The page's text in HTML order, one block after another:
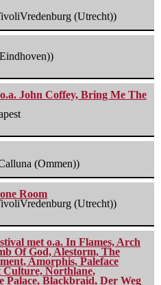
(Utrecht))
John Coffey, Bring Me The
(Ommen))
Room
(Utrecht))
met o.a. In Flames, Arch
Of God, Alestorm, The
Amorphis, Paleface
Culture, Northlane,
Palace, Blackbraid, Der Weg